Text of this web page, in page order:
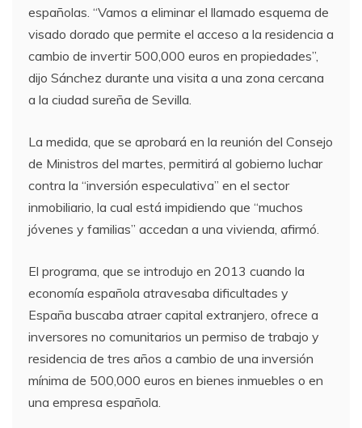
españolas. “Vamos a eliminar el llamado esquema de
visado dorado que permite el acceso a la residencia a
cambio de invertir 500,000 euros en propiedades”,
dijo Sánchez durante una visita a una zona cercana
a la ciudad sureña de Sevilla.
La medida, que se aprobará en la reunión del Consejo
de Ministros del martes, permitirá al gobierno luchar
contra la “inversión especulativa” en el sector
inmobiliario, la cual está impidiendo que “muchos
jóvenes y familias” accedan a una vivienda, afirmó.
El programa, que se introdujo en 2013 cuando la
economía española atravesaba dificultades y
España buscaba atraer capital extranjero, ofrece a
inversores no comunitarios un permiso de trabajo y
residencia de tres años a cambio de una inversión
mínima de 500,000 euros en bienes inmuebles o en
una empresa española.